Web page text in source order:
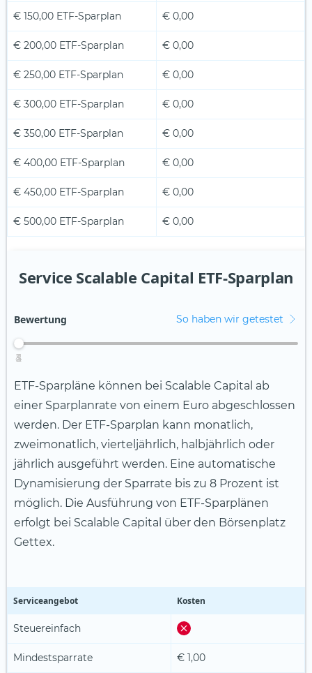
€ 150,00 ETF-Sparplan € 0,00
€ 200,00 ETF-Sparplan € 0,00
€ 250,00 ETF-Sparplan € 0,00
€ 300,00 ETF-Sparplan € 0,00
€ 350,00 ETF-Sparplan € 0,00
€ 400,00 ETF-Sparplan € 0,00
€ 450,00 ETF-Sparplan € 0,00
€ 500,00 ETF-Sparplan € 0,00
Service Scalable Capital ETF-Sparplan
1
2
3
4
5
Bewertung So haben wir getestet
ETF-Sparpläne können bei Scalable Capital ab
einer Sparplanrate von einem Euro abgeschlossen
werden. Der ETF-Sparplan kann monatlich,
zweimonatlich, vierteljährlich, halbjährlich oder
jährlich ausgeführt werden. Eine automatische
Dynamisierung der Sparrate bis zu 8 Prozent ist
möglich. Die Ausführung von ETF-Sparplänen
erfolgt bei Scalable Capital über den Börsenplatz
Gettex.
Serviceangebot Kosten
Steuereinfach
Mindestsparrate € 1,00